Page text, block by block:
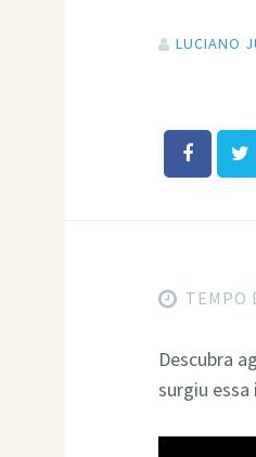
LUCIANO
TEMPO
Descubra
surgiu essa